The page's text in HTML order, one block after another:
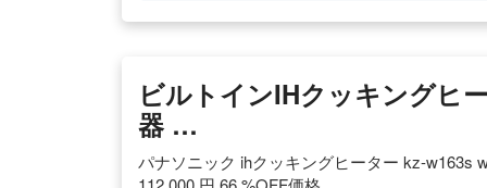
ビルトインIHクッキングヒ
器 …
パナソニック ihクッキングヒーター kz-w163s